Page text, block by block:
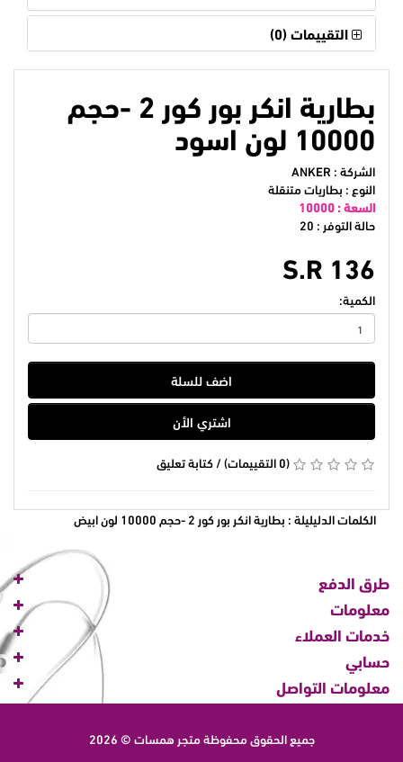
التقييمات (0)
بطارية انكر بور كور 2 -حجم
10000 لون اسود
الشركة : ANKER
النوع : بطاريات متنقلة
السعة :10000
حالة التوفر : 20
S.R 136
الكمية:
اضف للسلة
اشتري الأن
(0 التقييمات) /كتابة تعليق
الكلمات الدليليلة : بطارية انكر بور كور 2 -حجم 10000 لون ابيض
طرق الدفع
معلومات
خدمات العملاء
حسابي
معلومات التواصل
جميع الحقوق محفوظةمتجر همسات © 2026